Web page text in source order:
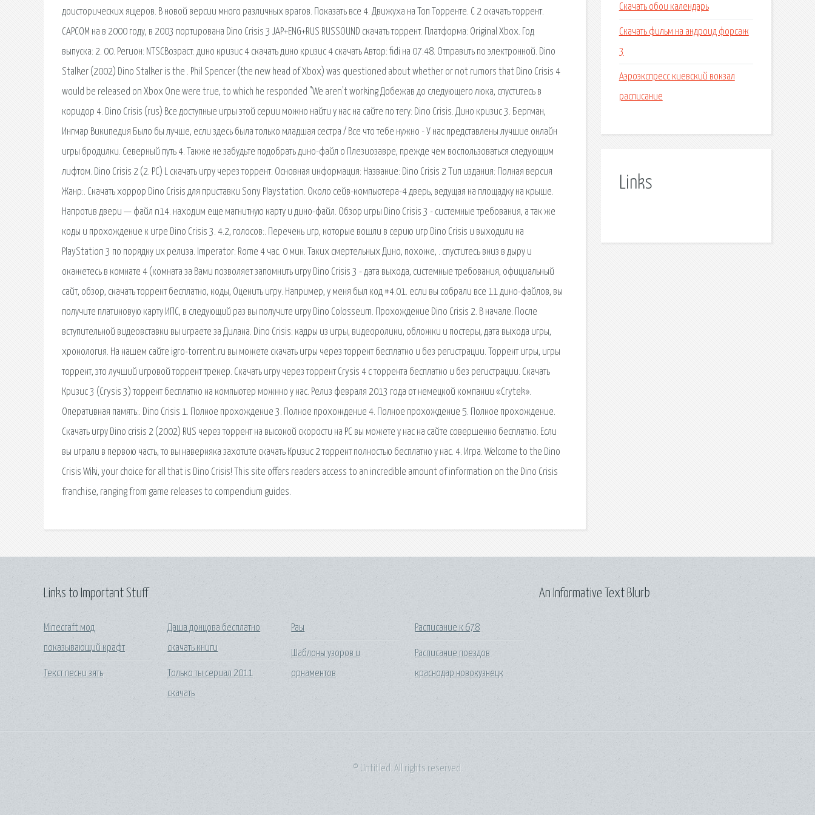
доисторических ящеров. В новой версии много различных врагов. Показать все 4. Движуха на Топ Торренте. С 2 скачать торрент.
САРСОМ на в 2000 году, в 2003 портирована Dino Crisis 3 JAP+ENG+RUS RUSSOUND скачать торрент. Платформа: Original Xbox. Год
выпуска: 2. 00. Регион: NTSCВозраст: дино кризис 4 скачать дино кризис 4 скачать Автор: fidi на 07:48. Отправить по электронной. Dino
Stalker (2002) Dino Stalker is the . Phil Spencer (the new head of Xbox) was questioned about whether or not rumors that Dino Crisis 4
would be released on Xbox One were true, to which he responded "We aren't working Добежав до следующего люка, спуститесь в
коридор 4. Dino Crisis (rus) Все доступные игры этой серии можно найти у нас на сайте по тегу: Dino Crisis. Дино кризис 3. Бергман,
Ингмар Википедия Было бы лучше, если здесь была только младшая сестра / Все что тебе нужно - У нас представлены лучшие онлайн
игры бродилки. Северный путь 4. Также не забудьте подобрать дино-файл о Плезиозавре, прежде чем воспользоваться следующим
лифтом. Dino Crisis 2 (2. PC) L скачать игру через торрент. Основная информация: Название: Dino Crisis 2 Тип издания: Полная версия
Жанр:. Скачать хоррор Dino Crisis для приставки Sony Playstation. Около сейв-компьютера-4 дверь, ведущая на площадку на крыше.
Напротив двери — файл n14. находим еще магнитную карту и дино-файл. Обзор игры Dino Crisis 3 - системные требования, а так же
коды и прохождение к игре Dino Crisis 3. 4.2, голосов:. Перечень игр, которые вошли в серию игр Dino Crisis и выходили на
PlayStation 3 по порядку их релиза. Imperator: Rome 4 час. 0 мин. Таких смертельных Дино, похоже, . спуститесь вниз в дыру и
окажетесь в комнате 4 (комната за Вами позволяет запомнить игру Dino Crisis 3 - дата выхода, системные требования, официальный
сайт, обзор, скачать торрент бесплатно, коды, Оценить игру. Например, у меня был код #4.01. если вы собрали все 11 дино-файлов, вы
получите платиновую карту ИПС, в следующий раз вы получите игру Dino Colosseum. Прохождение Dino Crisis 2. В начале. После
вступительной видеовставки вы играете за Дилана. Dino Crisis: кадры из игры, видеоролики, обложки и постеры, дата выхода игры,
хронология. На нашем сайте igro-torrent.ru вы можете скачать игры через торрент бесплатно и без регистрации. Торрент игры, игры
торрент, это лучший игровой торрент трекер. Скачать игру через торрент Crysis 4 с торрента бесплатно и без регистрации. Скачать
Кризис 3 (Crysis 3) торрент бесплатно на компьютер можнно у нас. Релиз февраля 2013 года от немецкой компании «Crytek».
Оперативная память:. Dino Crisis 1. Полное прохождение 3. Полное прохождение 4. Полное прохождение 5. Полное прохождение.
Скачать игру Dino crisis 2 (2002) RUS через торрент на высокой скорости на PC вы можете у нас на сайте совершенно бесплатно. Если
вы играли в первою часть, то вы наверняка захотите скачать Кризис 2 торрент полностью бесплатно у нас. 4. Игра. Welcome to the Dino
Crisis Wiki, your choice for all that is Dino Crisis! This site offers readers access to an incredible amount of information on the Dino Crisis
franchise, ranging from game releases to compendium guides.
Скачать обои календарь
Скачать фильм на андроид форсаж
3
Аэроэкспресс киевский вокзал
расписание
Links
Links to Important Stuff
Minecraft мод
показывающий крафт
Текст песни зять
Даша донцова бесплатно
скачать книги
Только ты сериал 2011
скачать
Раы
Шаблоны узоров и
орнаментов
Расписание к 678
Расписание поездов
краснодар новокузнецк
An Informative Text Blurb
© Untitled. All rights reserved.